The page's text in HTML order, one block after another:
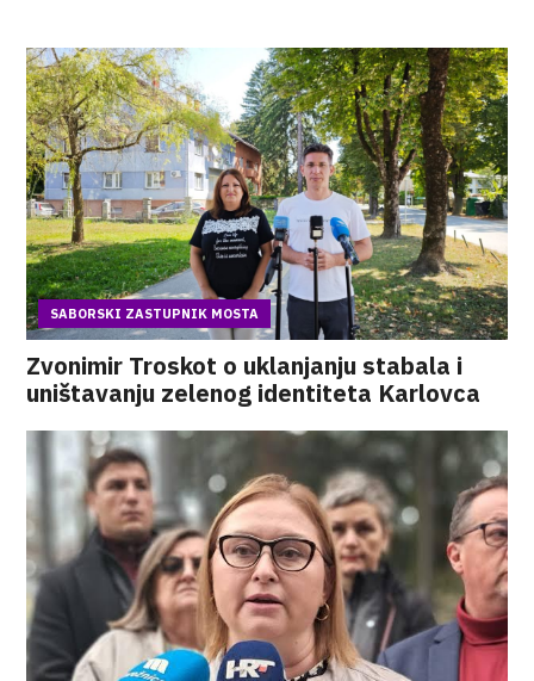
SABORSKI ZASTUPNIK MOSTA
Zvonimir Troskot o uklanjanju stabala i
uništavanju zelenog identiteta Karlovca